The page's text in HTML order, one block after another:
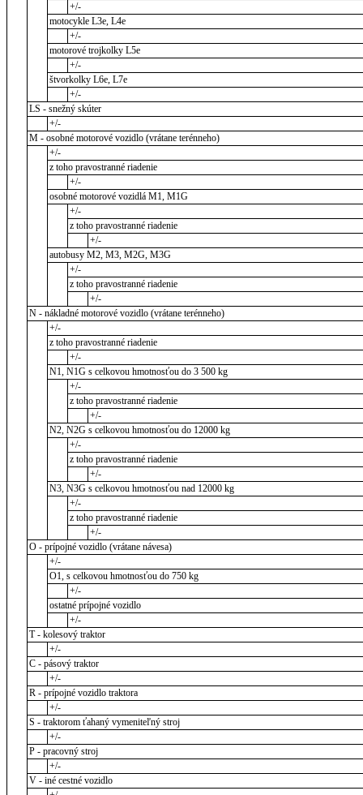
+/-
motocykle L3e, L4e
+/-
motorové trojkolky L5e
+/-
štvorkolky L6e, L7e
+/-
LS - snežný skúter
+/-
M - osobné motorové vozidlo (vrátane terénneho)
+/-
z toho pravostranné riadenie
+/-
osobné motorové vozidlá M1, M1G
+/-
z toho pravostranné riadenie
+/-
autobusy M2, M3, M2G, M3G
+/-
z toho pravostranné riadenie
+/-
N - nákladné motorové vozidlo (vrátane terénneho)
+/-
z toho pravostranné riadenie
+/-
N1, N1G s celkovou hmotnosťou do 3 500 kg
+/-
z toho pravostranné riadenie
+/-
N2, N2G s celkovou hmotnosťou do 12000 kg
+/-
z toho pravostranné riadenie
+/-
N3, N3G s celkovou hmotnosťou nad 12000 kg
+/-
z toho pravostranné riadenie
+/-
O - prípojné vozidlo (vrátane návesa)
+/-
O1, s celkovou hmotnosťou do 750 kg
+/-
ostatné prípojné vozidlo
+/-
T - kolesový traktor
+/-
C - pásový traktor
+/-
R - prípojné vozidlo traktora
+/-
S - traktorom ťahaný vymeniteľný stroj
+/-
P - pracovný stroj
+/-
V - iné cestné vozidlo